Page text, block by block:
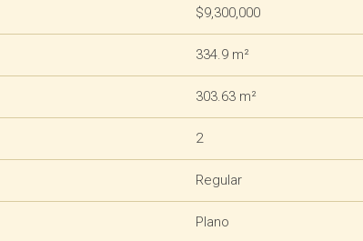
$9,300,000
334.9 m²
303.63 m²
2
Regular
Plano